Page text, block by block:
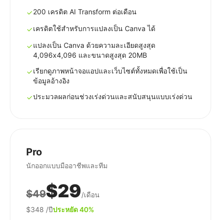
200 เครดิต AI Transform ต่อเดือน
เครดิตใช้สำหรับการแปลงเป็น Canva ได้
แปลงเป็น Canva ด้วยความละเอียดสูงสุด
4,096x4,096 และขนาดสูงสุด 20MB
เรียกดูภาพหน้าจอแอปและเว็บไซต์ทั้งหมดเพื่อใช้เป็น
ข้อมูลอ้างอิง
ประมวลผลก่อนช่วงเร่งด่วนและสนับสนุนแบบเร่งด่วน
Pro
นักออกแบบมืออาชีพและทีม
$49$29/เดือน
$348 /ปีประหยัด 40%